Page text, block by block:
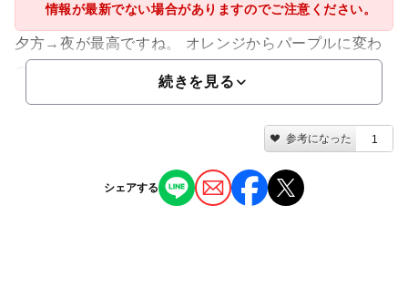
情報が最新でない場合がありますのでご注意ください。
夕方→夜が最高ですね。 オレンジからパープルに変わ
っていく景色が素晴らしいです。
続きを見る
参考になった 1
シェアする